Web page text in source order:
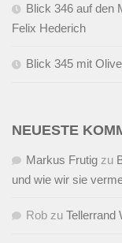
Blick 346 auf den
Felix Hederich
Blick 345 mit
NEUESTE
Markus Frutig zu
und wie wir sie
Rob zu Tellerrand